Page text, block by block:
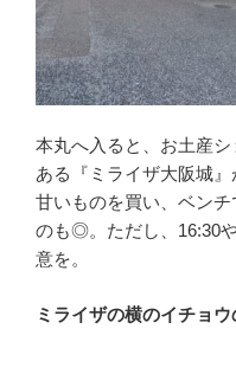
本丸へ入ると、お土産
ある『ミライザ大阪城
甘いものを買い、ベン
のも◎。ただし、16:30
意を。
ミライザの横のイチョ